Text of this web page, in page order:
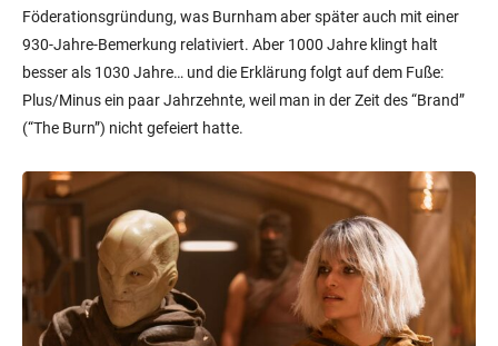
Föderationsgründung, was Burnham aber später auch mit einer
930-Jahre-Bemerkung relativiert. Aber 1000 Jahre klingt halt
besser als 1030 Jahre… und die Erklärung folgt auf dem Fuße:
Plus/Minus ein paar Jahrzehnte, weil man in der Zeit des “Brand”
(“The Burn”) nicht gefeiert hatte.